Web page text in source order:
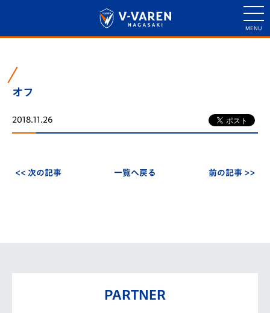
オフ
2018.11.26
<< 次の記事 一覧へ戻る 前の記事 >>
PARTNER